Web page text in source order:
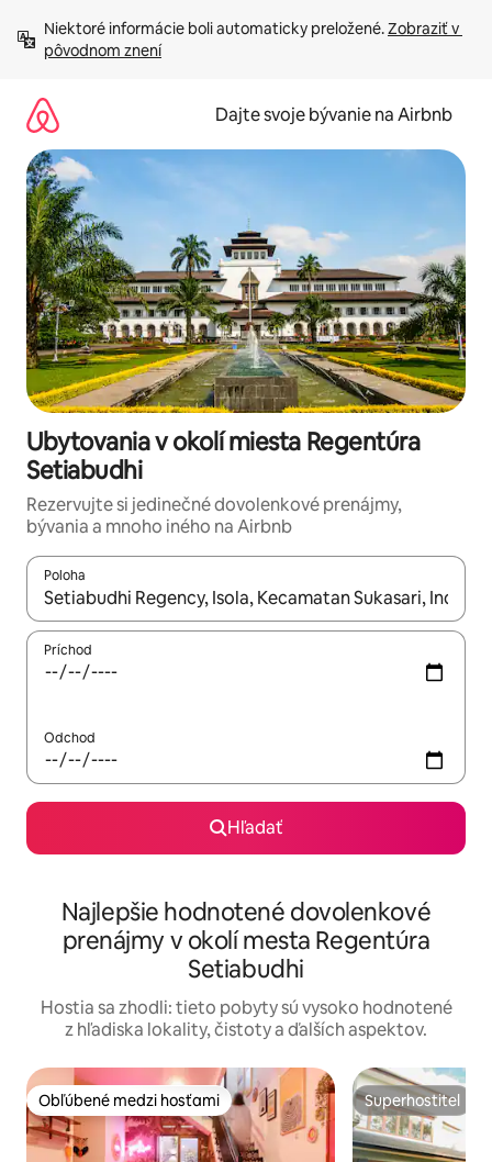
obsah.
Niektoré informácie boli automaticky preložené. Zobraziť v
pôvodnom znení
Dajte svoje bývanie na Airbnb
Ubytovania v okolí miesta Regentúra
Setiabudhi
Rezervujte si jedinečné dovolenkové prenájmy,
bývania a mnoho iného na Airbnb
Poloha
Keď budú výsledky k dispozícii, môžete si ich prechádzať
Príchod
Odchod
Hľadať
Najlepšie hodnotené dovolenkové
prenájmy v okolí mesta Regentúra
Setiabudhi
Hostia sa zhodli: tieto pobyty sú vysoko hodnotené
z hľadiska lokality, čistoty a ďalších aspektov.
Obľúbené medzi hosťami
Obľúbené medzi hosťami Superhostiteľ
Superhostiteľ